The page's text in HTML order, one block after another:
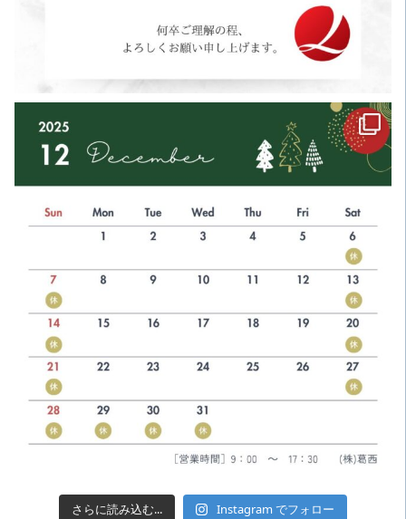
さらに読み込む... Instagram でフォロー